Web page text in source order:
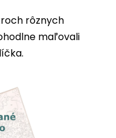
rôznych
maľovali